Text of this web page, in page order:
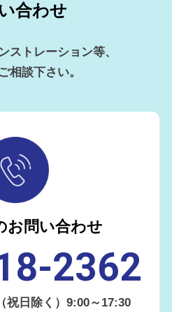
合わせ
ストレーション等、
相談下さい。
お問い合わせ
2362
祝日除く）9:00～17:30